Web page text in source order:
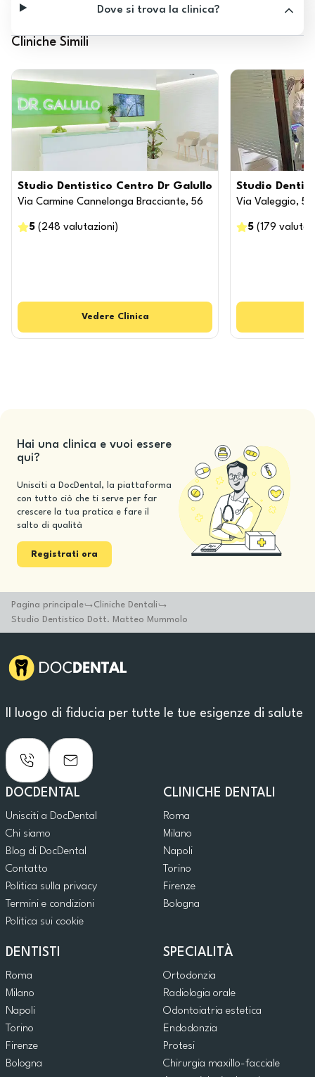
Dove si trova la clinica?
Cliniche Simili
Studio Dentistico Centro Dr Galullo
Via Carmine Cannelonga Bracciante, 56
5 ( 248 valutazioni )
Vedere Clinica
Studio
Via Valeggio, 5
5 (179
Hai una clinica e vuoi essere
qui?
Unisciti a DocDental, la piattaforma
con tutto ciò che ti serve per far
crescere la tua pratica e fare il
salto di qualità
Registrati ora
Pagina principale
Cliniche Dentali
Studio Dentistico Dott. Matteo Mummolo
Il luogo di fiducia per tutte le tue esigenze di salute
DOCDENTAL
Unisciti a DocDental
Chi siamo
Blog di DocDental
Contatto
Politica sulla privacy
Termini e condizioni
Politica sui cookie
CLINICHE DENTALI
Roma
Milano
Napoli
Torino
Firenze
Bologna
DENTISTI
Roma
Milano
Napoli
Torino
Firenze
Bologna
SPECIALITÀ
Ortodonzia
Radiologia orale
Odontoiatria estetica
Endodonzia
Protesi
Chirurgia maxillo-facciale